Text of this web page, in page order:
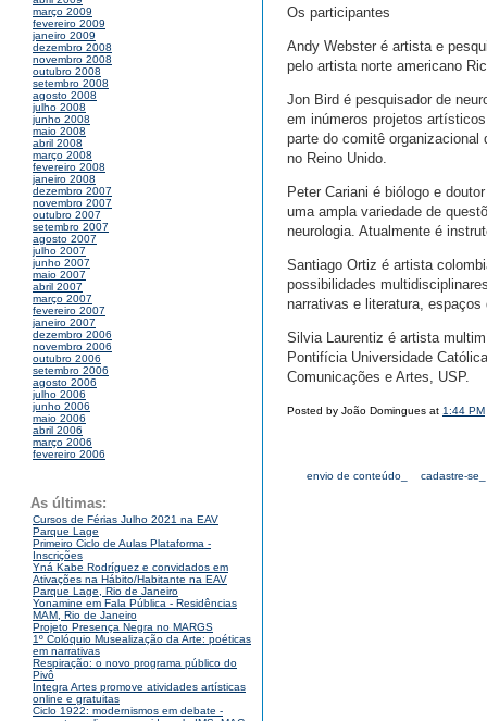
março 2009
fevereiro 2009
janeiro 2009
dezembro 2008
novembro 2008
outubro 2008
setembro 2008
agosto 2008
julho 2008
junho 2008
maio 2008
abril 2008
março 2008
fevereiro 2008
janeiro 2008
dezembro 2007
novembro 2007
outubro 2007
setembro 2007
agosto 2007
julho 2007
junho 2007
maio 2007
abril 2007
março 2007
fevereiro 2007
janeiro 2007
dezembro 2006
novembro 2006
outubro 2006
setembro 2006
agosto 2006
julho 2006
junho 2006
maio 2006
abril 2006
março 2006
fevereiro 2006
As últimas:
Cursos de Férias Julho 2021 na EAV
Parque Lage
Primeiro Ciclo de Aulas Plataforma -
Inscrições
Yná Kabe Rodríguez e convidados em
Ativações na Hábito/Habitante na EAV
Parque Lage, Rio de Janeiro
Yonamine em Fala Pública - Residências
MAM, Rio de Janeiro
Projeto Presença Negra no MARGS
1º Colóquio Musealização da Arte: poéticas
em narrativas
Respiração: o novo programa público do
Pivô
Integra Artes promove atividades artísticas
online e gratuitas
Ciclo 1922: modernismos em debate -
Os participantes
Andy Webster é artista e
pelo artista norte americano
Jon Bird é pesquisador de
em inúmeros projetos
parte do comitê
no Reino Unido.
Peter Cariani é biólogo e
uma ampla variedade de
neurologia. Atualmente é
Santiago Ortiz é artista
possibilidades
narrativas e literatura,
Silvia Laurentiz é artista
Pontifícia Universidade
Comunicações e Artes, USP.
Posted by João Domingues at 1:44 PM
envio de conteúdo_ cadastre-se_